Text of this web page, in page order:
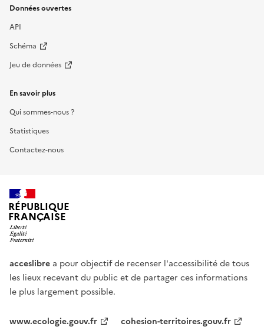
Données ouvertes
API
Schéma
Jeu de données
En savoir plus
Qui sommes-nous ?
Statistiques
Contactez-nous
RÉPUBLIQUE
FRANÇAISE
acceslibre a pour objectif de recenser l'accessibilité de tous
les lieux recevant du public et de partager ces informations
le plus largement possible.
www.ecologie.gouv.fr
cohesion-territoires.gouv.fr